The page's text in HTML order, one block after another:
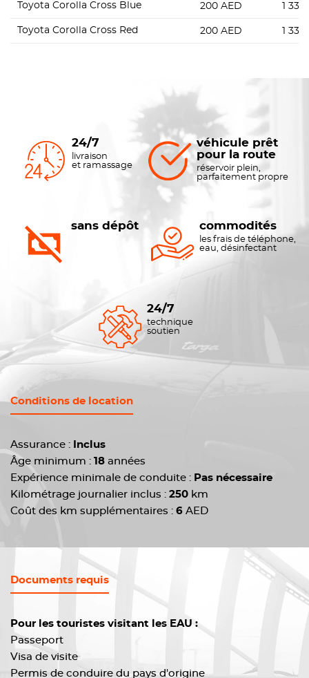
Toyota Corolla Cross Blue 200 AED 1 330
Toyota Corolla Cross Red 200 AED 1 330
24/7
livraison
et ramassage
véhicule prêt
pour la route
réservoir plein,
parfaitement propre
sans dépôt commodités
les frais de téléphone,
eau, désinfectant
24/7
technique
soutien
Conditions de location
Assurance :
Inclus
Âge minimum : 18 années
Expérience minimale de conduite : Pas nécessaire
Kilométrage journalier inclus : 250 km
Coût des km supplémentaires : 6 AED
Documents requis
Pour les touristes visitant les EAU :
Passeport
Visa de visite
Permis de conduire du pays d'origine